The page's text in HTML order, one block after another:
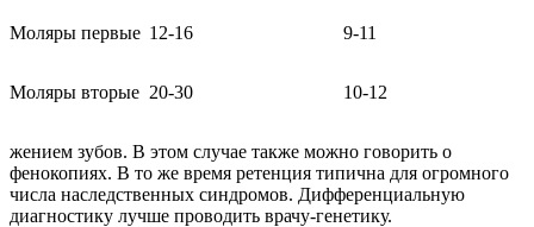
Моляры первые 12-16 9-11
Моляры вторые 20-30 10-12
жением зубов. В этом случае также можно говорить о
фенокопиях. В то же время ретенция типична для огромного
числа наследственных синдромов. Дифференциальную
диагностику лучше проводить врачу-генетику.